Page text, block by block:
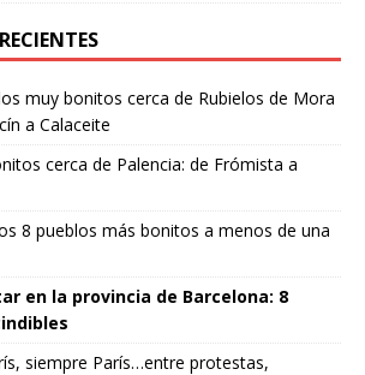
muy bonitos cerca de Rubielos de Mora
a Calaceite
cerca de Palencia: de Frómista a
8 pueblos más bonitos a menos de una
en la provincia de Barcelona: 8
siempre París…entre protestas,